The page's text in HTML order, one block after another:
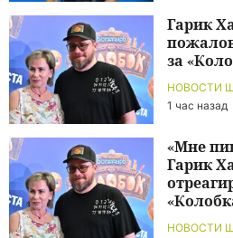
НОВОСТИ
1 час назад
Гарик
за
НОВОСТИ
«Мне
Гарик